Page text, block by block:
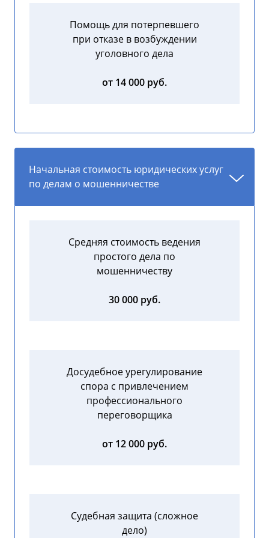
Помощь для потерпевшего
при отказе в возбуждении
уголовного дела
от 14 000 руб.
Начальная стоимость юридических услуг
по делам о мошенничестве
Средняя стоимость ведения
простого дела по
мошенничеству
30 000 руб.
Досудебное урегулирование
спора с привлечением
профессионального
переговорщика
от 12 000 руб.
Судебная защита (сложное
дело)